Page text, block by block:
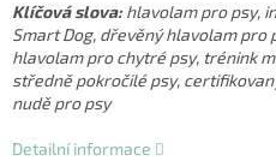
Klíčová slova: hlavolam pro psy,
Smart Dog, dřevěný hlavolam pro
hlavolam pro chytré psy, trénink
středně pokročilé psy,
nudě pro psy
Detailní informace